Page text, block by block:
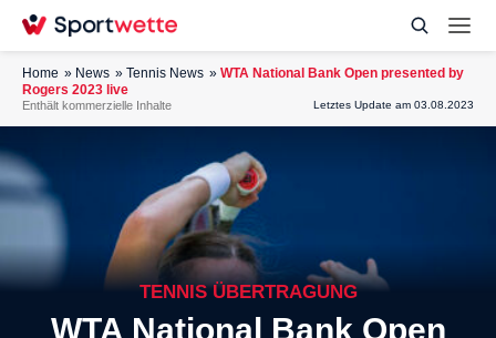
Home News Tennis News
WTA National Bank Open presented by
Rogers 2023 live
Enthält kommerzielle Inhalte Letztes Update am 03.08.2023
TENNIS ÜBERTRAGUNG
WTA National Bank Open